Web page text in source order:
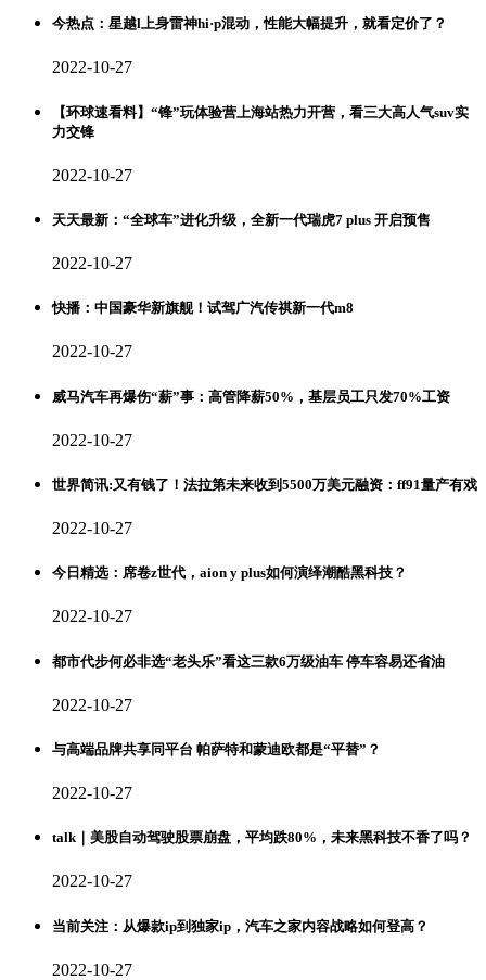
今热点：星越l上身雷神hi·p混动，性能大幅提升，就看定价了？
2022-10-27
【环球速看料】“锋”玩体验营上海站热力开营，看三大高人气suv实
力交锋
2022-10-27
天天最新：“全球车”进化升级，全新一代瑞虎7 plus 开启预售
2022-10-27
快播：中国豪华新旗舰！试驾广汽传祺新一代m8
2022-10-27
威马汽车再爆伤“薪”事：高管降薪50%，基层员工只发70%工资
2022-10-27
世界简讯:又有钱了！法拉第未来收到5500万美元融资：ff91量产有戏
2022-10-27
今日精选：席卷z世代，aion y plus如何演绎潮酷黑科技？
2022-10-27
都市代步何必非选“老头乐”看这三款6万级油车 停车容易还省油
2022-10-27
与高端品牌共享同平台 帕萨特和蒙迪欧都是“平替”？
2022-10-27
talk｜美股自动驾驶股票崩盘，平均跌80%，未来黑科技不香了吗？
2022-10-27
当前关注：从爆款ip到独家ip，汽车之家内容战略如何登高？
2022-10-27